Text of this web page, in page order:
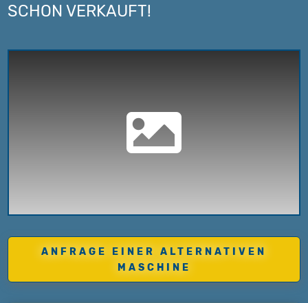
SCHON VERKAUFT!
ANFRAGE EINER ALTERNATIVEN
MASCHINE